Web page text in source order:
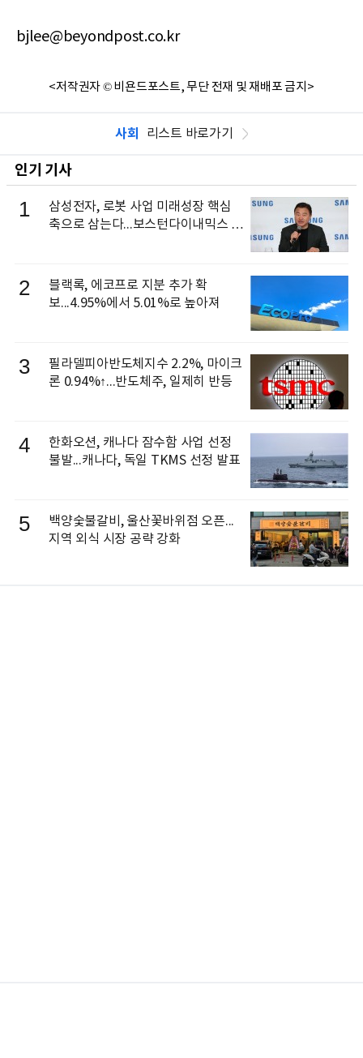
bjlee@beyondpost.co.kr
<저작권자 © 비욘드포스트, 무단 전재 및 재배포 금지>
사회 리스트 바로가기
인기 기사
1
삼성전자, 로봇 사업 미래성장 핵심
축으로 삼는다...보스턴다이내믹스 출
2
블랙록, 에코프로 지분 추가 확
보...4.95%에서 5.01%로 높아져
3
필라델피아반도체지수 2.2%, 마이크
론 0.94%↑...반도체주, 일제히 반등
4
한화오션, 캐나다 잠수함 사업 선정
불발...캐나다, 독일 TKMS 선정 발표
5
백양숯불갈비, 울산꽃바위점 오픈...
지역 외식 시장 공략 강화